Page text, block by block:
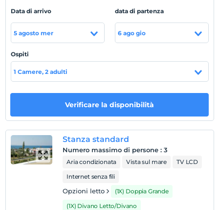
termica per la salute. Forniamo il servizio nella nostra
struttura con 111 camere e 480 posti letto.
Posizione
La nostra struttura, situata nel quartiere Güre del
distretto di Edremit, dista 25 km dall'aeroporto Edremit
Koca Seyit, 470 km da Istanbul, 650 km da Ankara, 200
km da Izmir, 95 km da Balikesir e 240 km da Bursa.
Mostra sulla
mappa
Regole dell'hotel
Data di arrivo
5 agosto mer
data di partenza
6 ago gio
Ospiti
1 Camere, 2 adulti
Verificare la disponibilità
Stanza standard
Numero massimo di persone : 3
Aria condizionata Vista sul mare
TV LCD
Internet senza fili
Opzioni letto
(1X) Doppia Grande
(1X) Divano Letto/Divano